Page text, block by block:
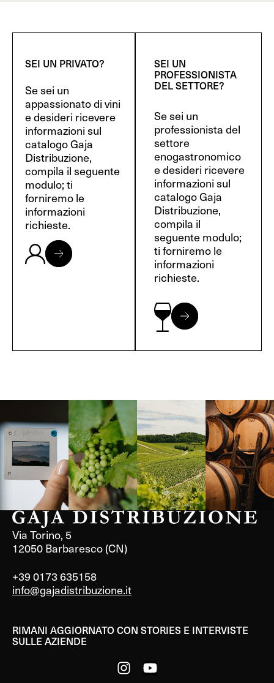
SEI UN PRIVATO?
Se sei un
appassionato di vini
e desideri ricevere
informazioni sul
catalogo Gaja
Distribuzione,
compila il seguente
modulo; ti
forniremo le
informazioni
richieste.
SEI UN
PROFESSIONISTA
DEL SETTORE?
Se sei un
professionista del
settore
enogastronomico
e desideri ricevere
informazioni sul
catalogo Gaja
Distribuzione,
compila il
seguente modulo;
ti forniremo le
informazioni
richieste.
Langa, 1977 Borgogna,
Francia
Borgogna,
Francia
Instagram
Via Torino, 5
12050 Barbaresco (CN)
+39 0173 635158
info@gajadistribuzione.it
RIMANI AGGIORNATO CON STORIES E INTERVISTE
SULLE AZIENDE